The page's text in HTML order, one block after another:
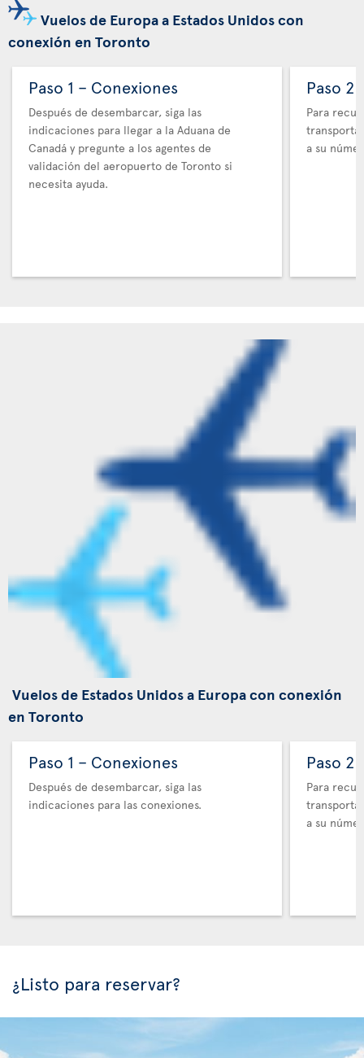
Vuelos de Europa a Estados Unidos con
conexión en Toronto
Paso 1 – Conexiones
Después de desembarcar, siga las
indicaciones para llegar a la Aduana de
Canadá y pregunte a los agentes de
validación del aeropuerto de Toronto si
necesita ayuda.
Paso 2
Para
a su
Vuelos de Estados Unidos a Europa con conexión
en Toronto
Paso 1 – Conexiones
Después de desembarcar, siga las
indicaciones para las conexiones.
Paso 2
Para
a su
¿Listo para reservar?